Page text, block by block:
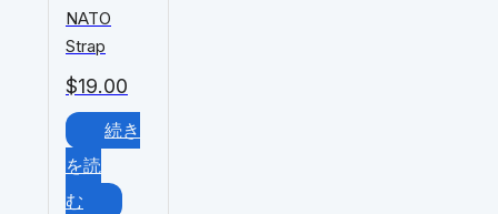
$19.00
NATO
Strap
続き
を読
む